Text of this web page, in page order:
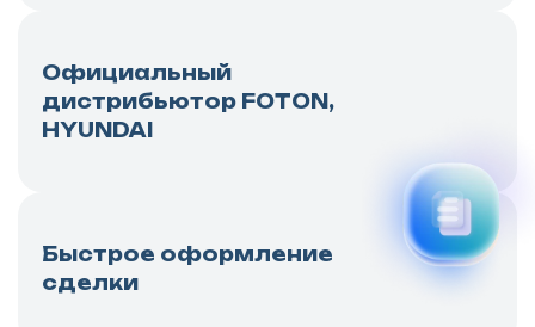
Официальный
дистрибьютор FOTON,
HYUNDAI
Быстрое оформление
сделки